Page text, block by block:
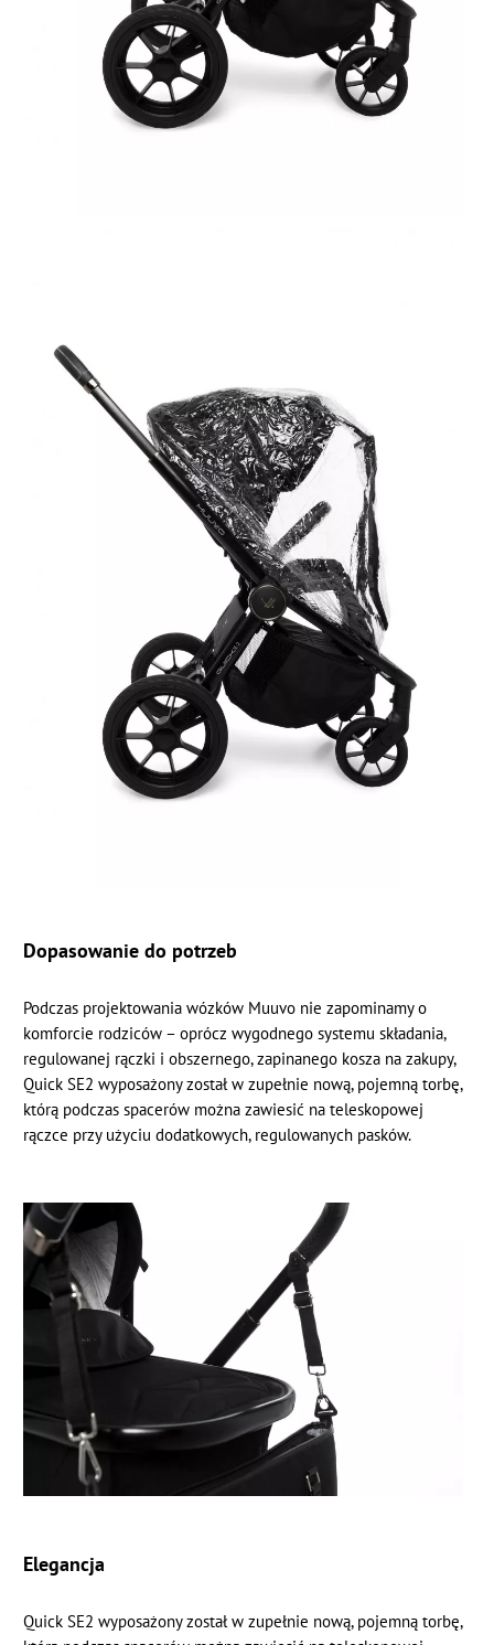
Dopasowanie do potrzeb
Podczas projektowania wózków Muuvo nie zapominamy o
komforcie rodziców – oprócz wygodnego systemu składania,
regulowanej rączki i obszernego, zapinanego kosza na zakupy,
Quick SE2 wyposażony został w zupełnie nową, pojemną torbę,
którą podczas spacerów można zawiesić na teleskopowej
rączce przy użyciu dodatkowych, regulowanych pasków.
Elegancja
Quick SE2 wyposażony został w zupełnie nową, pojemną torbę,